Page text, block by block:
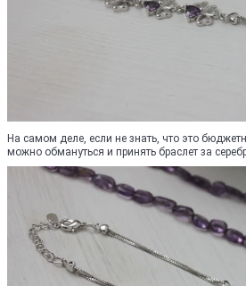
На самом деле, если не знать, что это
можно обмануться и принять браслет за